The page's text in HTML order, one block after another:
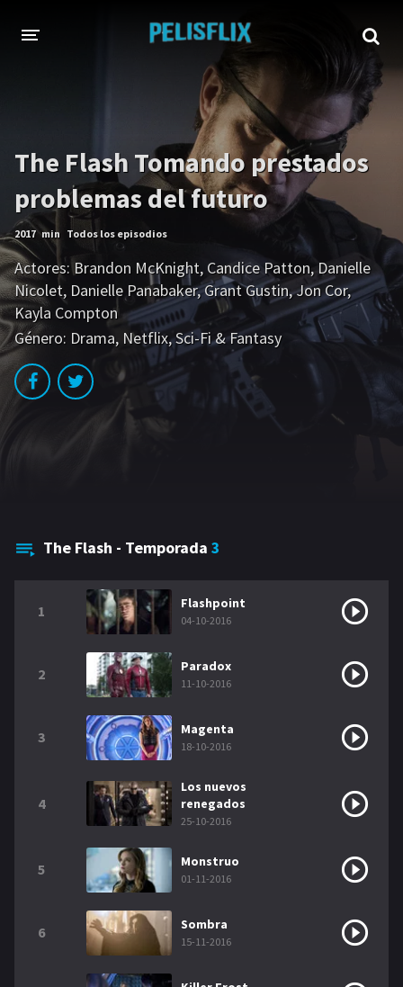
TODAS LAS PELÍCULAS
AHORA EN TRANSMISIÓN
Netflix Amazon
Disney HBO-Max
Vivamax Vix+Original
Marvel DC
The Flash Tomando prestados
problemas del futuro
2017 min Todos los episodios
Actores: Brandon McKnight, Candice Patton,Danielle
Nicolet, Danielle Panabaker,Grant Gustin,Jon Cor,
Kayla Compton
Género: Drama, Netflix,Sci-Fi & Fantasy
The Flash - Temporada 3
1 Flashpoint
04-10-2016
2 Paradox
11-10-2016
3 Magenta
18-10-2016
4
Los nuevos
renegados
25-10-2016
5 Monstruo
01-11-2016
6 Sombra
15-11-2016